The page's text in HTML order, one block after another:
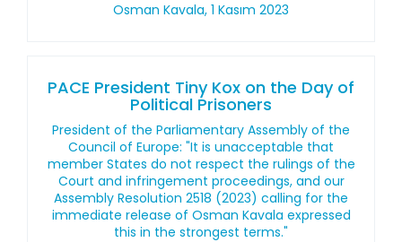
Osman Kavala, 1 Kasım 2023
PACE President Tiny Kox on the Day of
Political Prisoners
President of the Parliamentary Assembly of the
Council of Europe: "It is unacceptable that
member States do not respect the rulings of the
Court and infringement proceedings, and our
Assembly Resolution 2518 (2023) calling for the
immediate release of Osman Kavala expressed
this in the strongest terms."